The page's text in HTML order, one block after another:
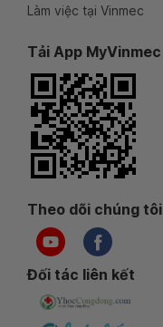
Làm việc tại Vinmec
Tải App MyVinmec
Theo dõi chúng tôi
Đối tác liên kết